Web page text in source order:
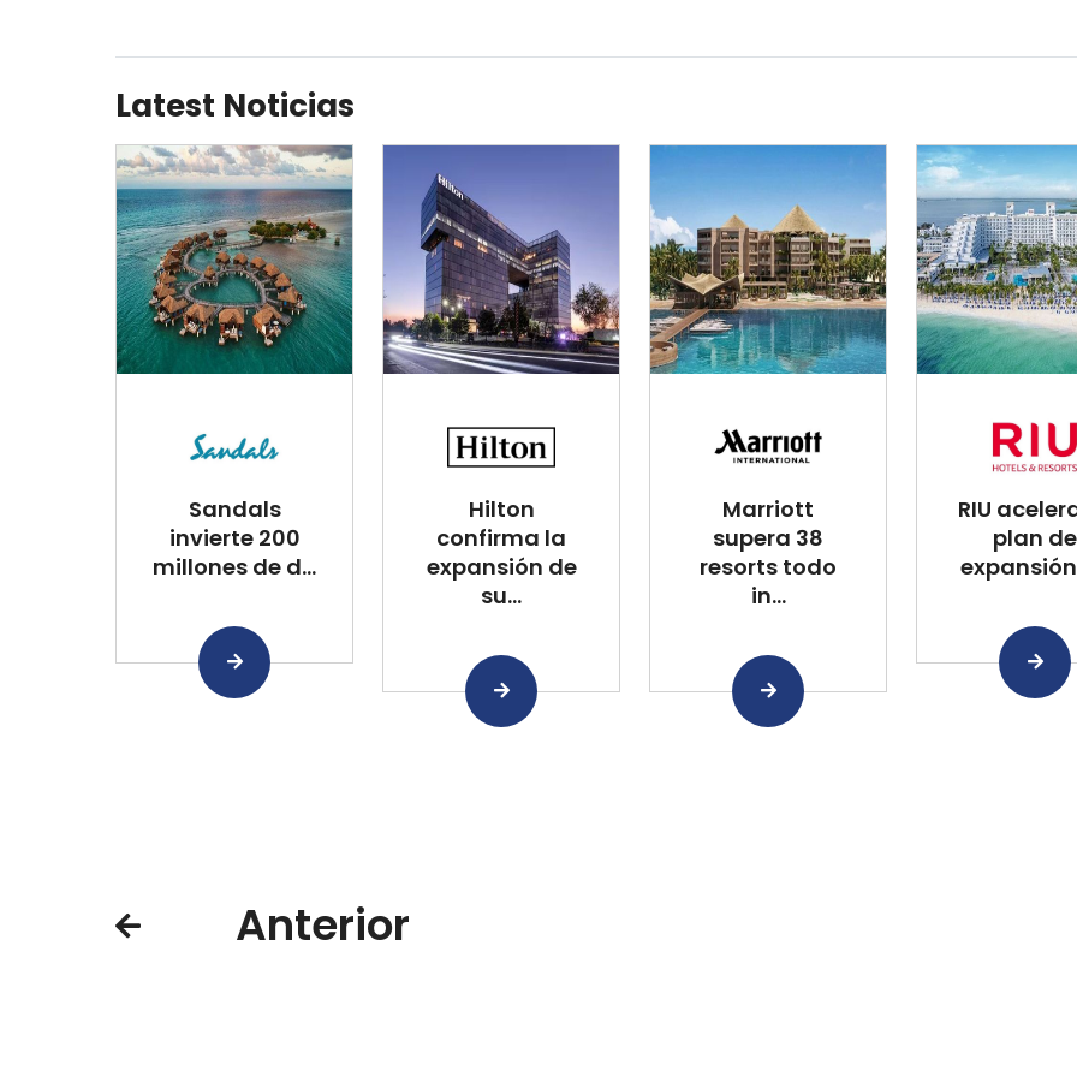
Latest Noticias
Sandals
invierte 200
millones de d...
Hilton
confirma la
expansión de
su...
Marriott
supera 38
resorts todo
in...
RIU
plan de
expansión
Anterior